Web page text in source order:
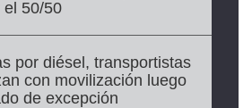
el 50/50
por diésel, transportistas
con movilización luego
de excepción